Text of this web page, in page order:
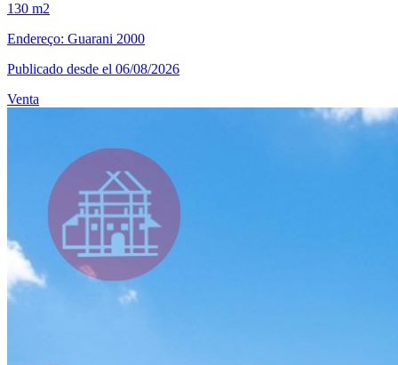
130 m2
Endereço: Guarani 2000
Publicado desde el 06/08/2026
Venta